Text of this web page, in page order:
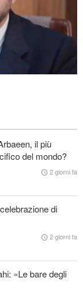
la pace
esaurito i
sullo Stretto di
il più
del mondo?
2 giorni fa
di
2 giorni fa
«Le bare degli